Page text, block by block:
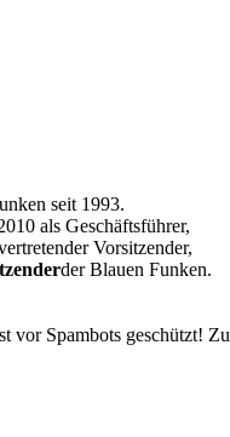
seit 1993.
als Geschäftsführer,
Vorsitzender,
der Blauen Funken.
vor Spambots geschützt!